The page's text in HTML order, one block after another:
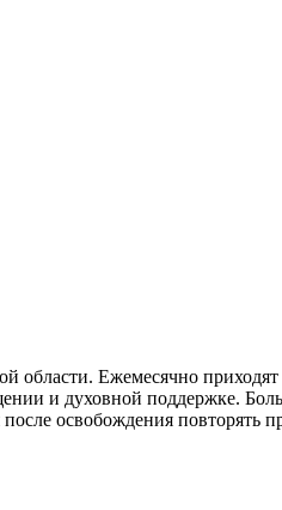
Ежемесячно приходят
и духовной поддержке.
освобождения повторять